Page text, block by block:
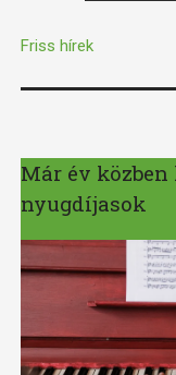
Friss hírek
Már év
nyugdíjasok